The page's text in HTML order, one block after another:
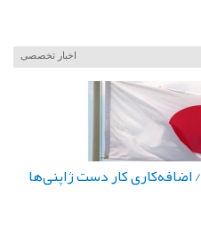
اخبار تخصصی
گذشته/ اضافه‌کاری کار دست ژاپنی‌ها